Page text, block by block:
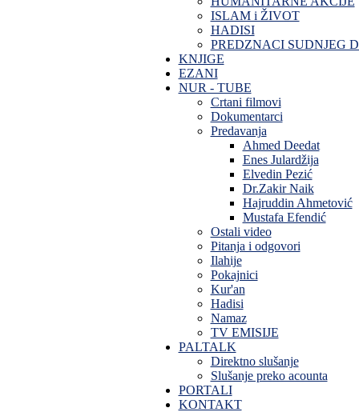
ISLAM i ŽIVOT
HADISI
PREDZNACI SUDNJEG
KNJIGE
EZANI
NUR - TUBE
Crtani filmovi
Dokumentarci
Predavanja
Ahmed Deedat
Enes Julardžija
Elvedin Pezić
Dr.Zakir Naik
Hajruddin Ahmetović
Mustafa Efendić
Ostali video
Pitanja i odgovori
Ilahije
Pokajnici
Kur'an
Hadisi
Namaz
TV EMISIJE
PALTALK
Direktno slušanje
Slušanje preko acounta
PORTALI
KONTAKT